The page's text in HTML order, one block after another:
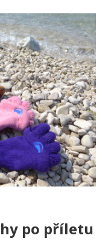
po příletu